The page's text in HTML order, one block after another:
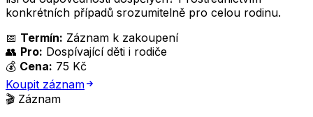
konkrétních případů srozumitelně pro celou rodinu.
📅 Termín: Záznam k zakoupení
👥 Pro: Dospívající děti i rodiče
💰 Cena: 75 Kč
Koupit záznam
🎬 Záznam